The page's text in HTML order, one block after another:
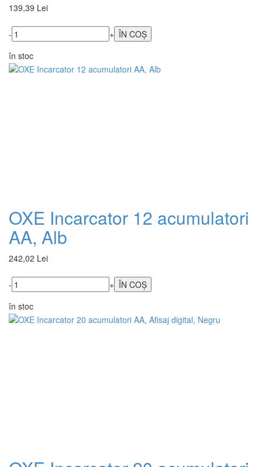
139,39 Lei
-
+
în stoc
OXE Incarcator 12 acumulatori
AA, Alb
242,02 Lei
-
+
în stoc